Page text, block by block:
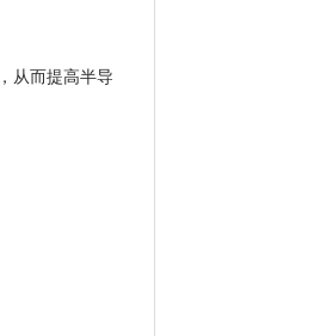
从而提高半导